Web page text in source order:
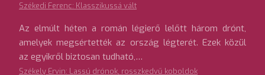
Székedi Ferenc: Klasszikussá vált
Az elmúlt héten a román légierő lelőtt három drónt,
amelyek megsértették az ország légterét. Ezek közül
az egyikről biztosan tudható,…
Székely Ervin: Lassú drónok, rosszkedvű koboldok